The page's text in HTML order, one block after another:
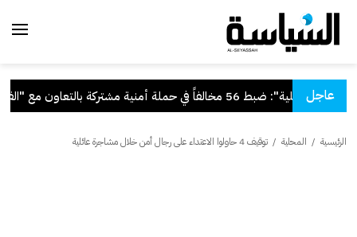
عاجل
"الداخلية": ضبط 56 مخالفاً في حملة أمنية مشتركة بالتعاون مع "القوى العاملة"
الرئيسية / المحلية / توقيف 4 حاولوا الاعتداء على رجال أمن خلال مشاجرة عائلية